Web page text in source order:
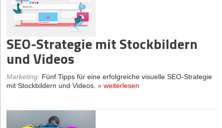
SEO-Strategie mit Stockbildern
und Videos
Marketing: Fünf Tipps für eine erfolgreiche visuelle SEO-Strategie
mit Stockbildern und Videos. » weiterlesen